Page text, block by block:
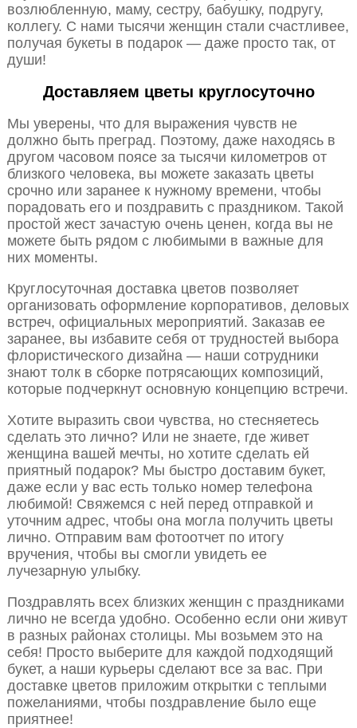
возлюбленную, маму, сестру, бабушку, подругу,
коллегу. С нами тысячи женщин стали счастливее,
получая букеты в подарок — даже просто так, от
души!
Доставляем цветы круглосуточно
Мы уверены, что для выражения чувств не
должно быть преград. Поэтому, даже находясь в
другом часовом поясе за тысячи километров от
близкого человека, вы можете заказать цветы
срочно или заранее к нужному времени, чтобы
порадовать его и поздравить с праздником. Такой
простой жест зачастую очень ценен, когда вы не
можете быть рядом с любимыми в важные для
них моменты.
Круглосуточная доставка цветов позволяет
организовать оформление корпоративов, деловых
встреч, официальных мероприятий. Заказав ее
заранее, вы избавите себя от трудностей выбора
флористического дизайна — наши сотрудники
знают толк в сборке потрясающих композиций,
которые подчеркнут основную концепцию встречи.
Хотите выразить свои чувства, но стесняетесь
сделать это лично? Или не знаете, где живет
женщина вашей мечты, но хотите сделать ей
приятный подарок? Мы быстро доставим букет,
даже если у вас есть только номер телефона
любимой! Свяжемся с ней перед отправкой и
уточним адрес, чтобы она могла получить цветы
лично. Отправим вам фотоотчет по итогу
вручения, чтобы вы смогли увидеть ее
лучезарную улыбку.
Поздравлять всех близких женщин с праздниками
лично не всегда удобно. Особенно если они живут
в разных районах столицы. Мы возьмем это на
себя! Просто выберите для каждой подходящий
букет, а наши курьеры сделают все за вас. При
доставке цветов приложим открытки с теплыми
пожеланиями, чтобы поздравление было еще
приятнее!